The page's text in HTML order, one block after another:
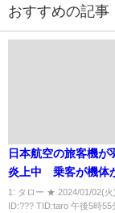
おすすめの記事
日本航空の旅客機が
炎上中 乗客が機体
中 客室内からも炎
1: タロー ★ 2024/01/02(火
ID:??? TID:taro 午後5時55